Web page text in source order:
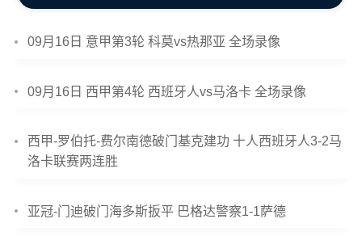
09月16日 意甲第3轮 科莫vs热那亚 全场录像
09月16日 西甲第4轮 西班牙人vs马洛卡 全场录像
西甲-罗伯托-费尔南德破门基克建功 十人西班牙人3-2马
洛卡联赛两连胜
亚冠-门迪破门海多斯扳平 巴格达警察1-1萨德